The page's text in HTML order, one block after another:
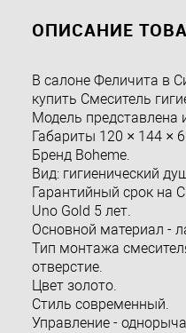
ОПИСАНИЕ
В салоне Феличита в
купить Смеситель
Модель представлена
Габариты 120 × 144 ×
Бренд Boheme.
Вид: гигиенический
Гарантийный срок на
Uno Gold 5 лет.
Основной материал -
Тип монтажа
отверстие.
Цвет золото.
Стиль современный.
Управление -